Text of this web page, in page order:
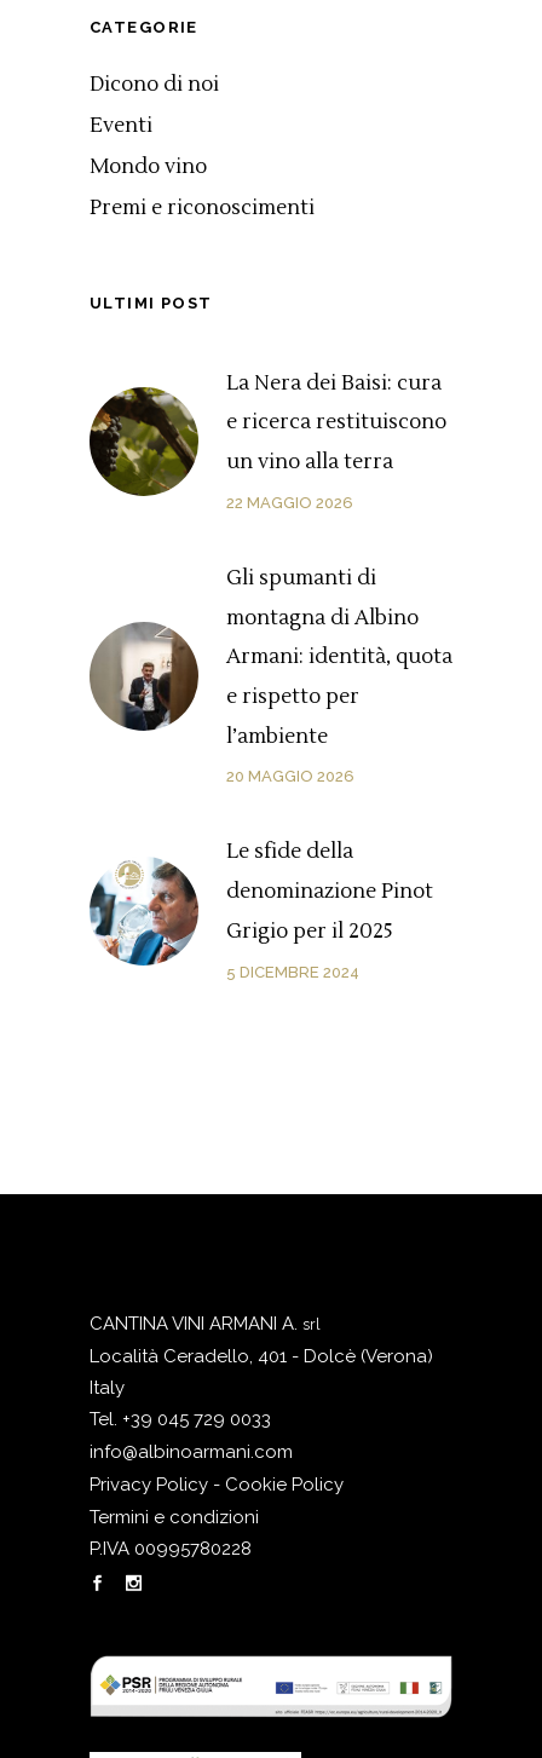
CATEGORIE
Dicono di noi
Eventi
Mondo vino
Premi e riconoscimenti
ULTIMI POST
La Nera dei Baisi: cura
e ricerca restituiscono
un vino alla terra
22 MAGGIO 2026
Gli spumanti di
montagna di Albino
Armani: identità, quota
e rispetto per
l’ambiente
20 MAGGIO 2026
Le sfide della
denominazione Pinot
Grigio per il 2025
5 DICEMBRE 2024
CANTINA VINI ARMANI A. srl
Località Ceradello, 401 - Dolcè (Verona)
Italy
Tel. +39 045 729 0033
info@albinoarmani.com
Privacy Policy - Cookie Policy
Termini e condizioni
P.IVA 00995780228